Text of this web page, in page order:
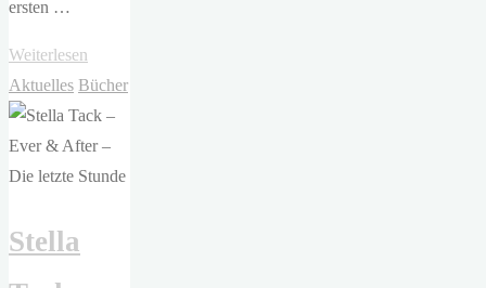
ersten …
Weiterlesen
Geschke
–
Das
Camp"
Aktuelles Bücher
Stella